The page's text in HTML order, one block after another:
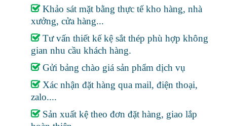
Khảo sát mặt bằng thực tế kho hàng, nhà
xưởng, cửa hàng...
Tư vấn thiết kế kệ sắt thép phù hợp không
gian nhu cầu khách hàng.
Gửi bảng chào giá sản phẩm dịch vụ
Xác nhận đặt hàng qua mail, điện thoại,
zalo....
Sản xuất kệ theo đơn đặt hàng, giao lắp